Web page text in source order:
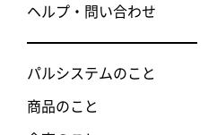
ヘルプ・問い合わせ
パルシステムのこと
商品のこと